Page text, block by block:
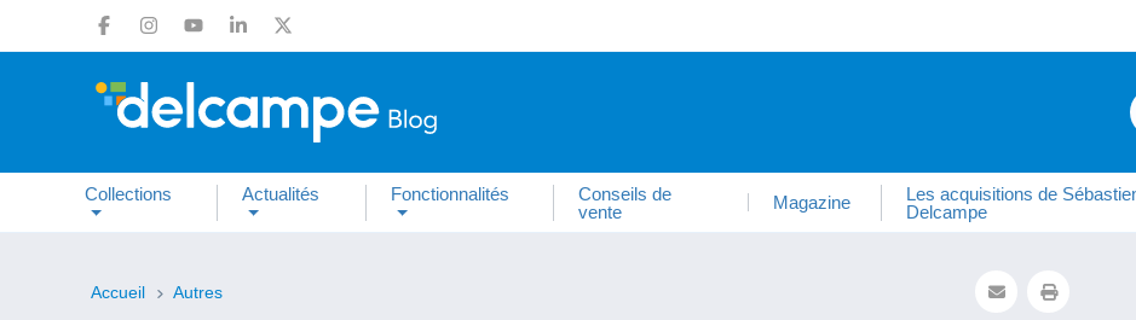
Collections Actualités Fonctionnalités
Conseils de
vente
Magazine
Les acquisitions de
Delcampe
Accueil Autres